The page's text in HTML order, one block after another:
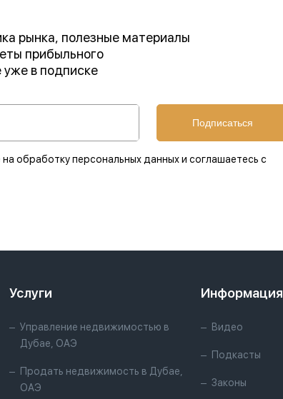
рынка, полезные материалы
прибыльного
уже в подписке
Подписаться
обработку персональных данных и соглашаетесь с
Услуги
Управление недвижимостью в
Дубае, ОАЭ
Продать недвижимость в Дубае,
ОАЭ
Информация
Видео
Подкасты
Законы